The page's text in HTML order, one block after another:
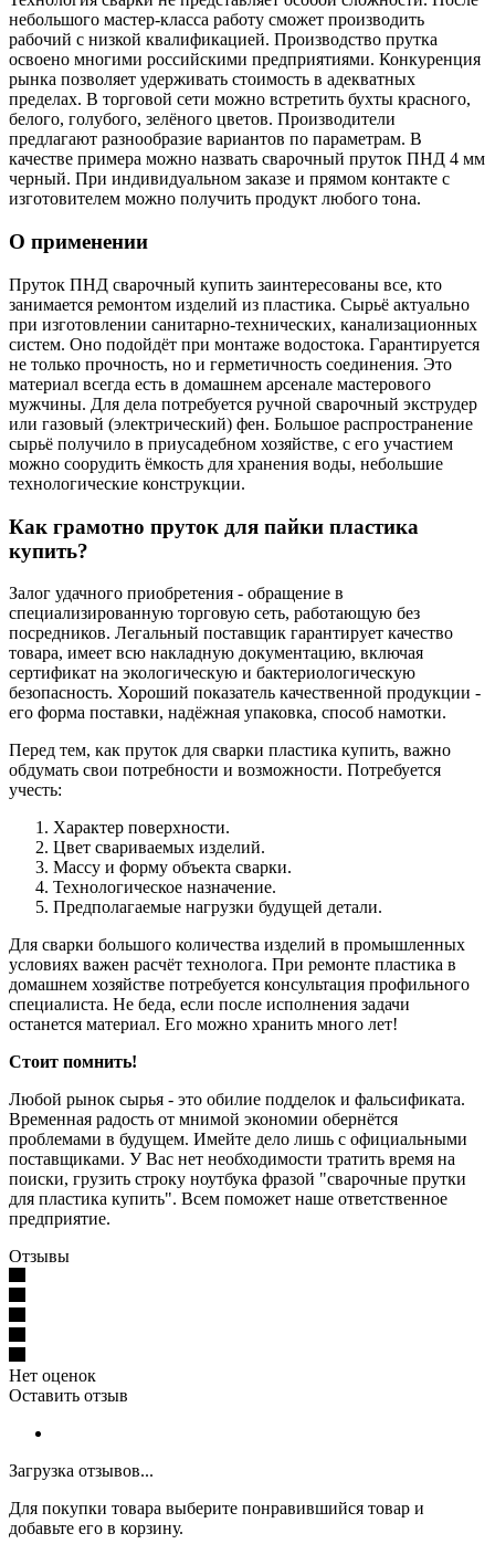
небольшого мастер-класса работу сможет производить
рабочий с низкой квалификацией. Производство прутка
освоено многими российскими предприятиями. Конкуренция
рынка позволяет удерживать стоимость в адекватных
пределах. В торговой сети можно встретить бухты красного,
белого, голубого, зелёного цветов. Производители
предлагают разнообразие вариантов по параметрам. В
качестве примера можно назвать сварочный пруток ПНД 4 мм
черный. При индивидуальном заказе и прямом контакте с
изготовителем можно получить продукт любого тона.
О применении
Пруток ПНД сварочный купить заинтересованы все, кто
занимается ремонтом изделий из пластика. Сырьё актуально
при изготовлении санитарно-технических, канализационных
систем. Оно подойдёт при монтаже водостока. Гарантируется
не только прочность, но и герметичность соединения. Это
материал всегда есть в домашнем арсенале мастерового
мужчины. Для дела потребуется ручной сварочный экструдер
или газовый (электрический) фен. Большое распространение
сырьё получило в приусадебном хозяйстве, с его участием
можно соорудить ёмкость для хранения воды, небольшие
технологические конструкции.
Как грамотно пруток для пайки пластика
купить?
Залог удачного приобретения - обращение в
специализированную торговую сеть, работающую без
посредников. Легальный поставщик гарантирует качество
товара, имеет всю накладную документацию, включая
сертификат на экологическую и бактериологическую
безопасность. Хороший показатель качественной продукции -
его форма поставки, надёжная упаковка, способ намотки.
Перед тем, как пруток для сварки пластика купить, важно
обдумать свои потребности и возможности. Потребуется
учесть:
Характер поверхности.
Цвет свариваемых изделий.
Массу и форму объекта сварки.
Технологическое назначение.
Предполагаемые нагрузки будущей детали.
Для сварки большого количества изделий в промышленных
условиях важен расчёт технолога. При ремонте пластика в
домашнем хозяйстве потребуется консультация профильного
специалиста. Не беда, если после исполнения задачи
останется материал. Его можно хранить много лет!
Стоит помнить!
Любой рынок сырья - это обилие подделок и фальсификата.
Временная радость от мнимой экономии обернётся
проблемами в будущем. Имейте дело лишь с официальными
поставщиками. У Вас нет необходимости тратить время на
поиски, грузить строку ноутбука фразой "сварочные прутки
для пластика купить". Всем поможет наше ответственное
предприятие.
Отзывы
Нет оценок
Оставить отзыв
Загрузка отзывов...
Для покупки товара выберите понравившийся товар и
добавьте его в корзину.